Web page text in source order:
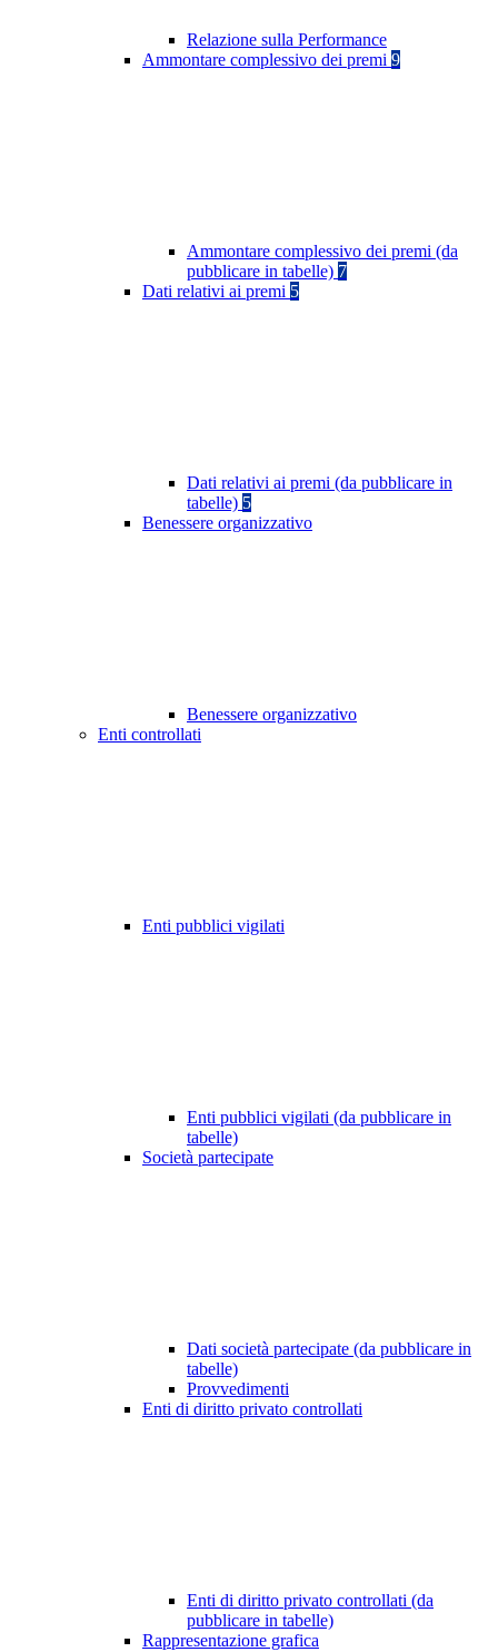
Relazione sulla Performance
Ammontare complessivo dei premi 9
Ammontare complessivo dei premi (da
pubblicare in tabelle) 7
Dati relativi ai premi 5
Dati relativi ai premi (da pubblicare in
tabelle) 5
Benessere organizzativo
Benessere organizzativo
Enti controllati
Enti pubblici vigilati
Enti pubblici vigilati (da pubblicare in
tabelle)
Società partecipate
Dati società partecipate (da pubblicare in
tabelle)
Provvedimenti
Enti di diritto privato controllati
Enti di diritto privato controllati (da
pubblicare in tabelle)
Rappresentazione grafica